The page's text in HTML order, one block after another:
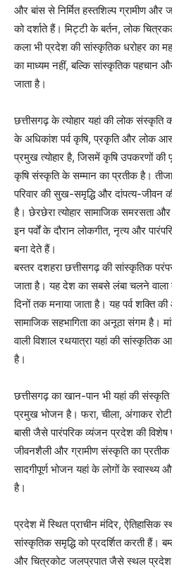
और बांस से निर्मित हस्तशिल्प ग्रामीण और
को दर्शाते हैं। मिट्टी के बर्तन, लोक
कला भी प्रदेश की सांस्कृतिक धरोहर का
का माध्यम नहीं, बल्कि सांस्कृतिक पहचान और
जाता है।
छत्तीसगढ़ के त्योहार यहां की लोक
के अधिकांश पर्व कृषि, प्रकृति और लोक
प्रमुख त्योहार है, जिसमें कृषि उपकरणों की
कृषि संस्कृति के सम्मान का प्रतीक है।
परिवार की सुख-समृद्धि और दांपत्य-जीवन
है। छेरछेरा त्योहार सामाजिक समरसता और
इन पर्वों के दौरान लोकगीत, नृत्य और
बना देते हैं।
बस्तर दशहरा छत्तीसगढ़ की सांस्कृतिक
जाता है। यह देश का सबसे लंबा चलने
दिनों तक मनाया जाता है। यह पर्व शक्ति
सामाजिक सहभागिता का अनूठा संगम है।
वाली विशाल रथयात्रा यहां की सांस्कृतिक
है।
छत्तीसगढ़ का खान-पान भी यहां की
प्रमुख भोजन है। फरा, चीला, अंगाकर
बासी जैसे पारंपरिक व्यंजन प्रदेश की विशेष
जीवनशैली और ग्रामीण संस्कृति का
सादगीपूर्ण भोजन यहां के लोगों के
है।
प्रदेश में स्थित प्राचीन मंदिर,
सांस्कृतिक समृद्धि को प्रदर्शित करती हैं।
और चित्रकोट जलप्रपात जैसे स्थल प्रदेश